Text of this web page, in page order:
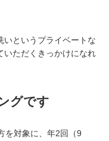
いというプライベートな
いただくきっかけになれ
グです
を対象に、年2回（9